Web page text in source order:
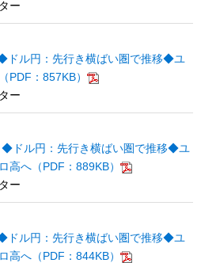
ー
ドル円：先行き横ばい圏で推移◆ユ
PDF：857KB）
ー
ドル円：先行き横ばい圏で推移◆ユ
高へ（PDF：889KB）
ー
ドル円：先行き横ばい圏で推移◆ユ
高へ（PDF：844KB）